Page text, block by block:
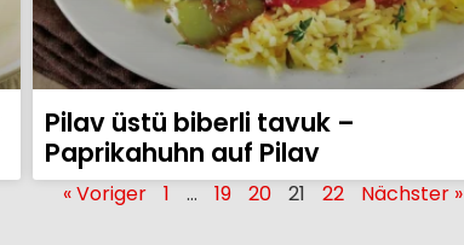
Pilav üstü biberli tavuk –
Paprikahuhn auf Pilav
« Voriger 1 … 19 20 21 22 Nächster »